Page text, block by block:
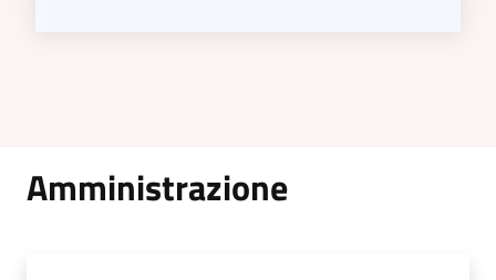
Amministrazione